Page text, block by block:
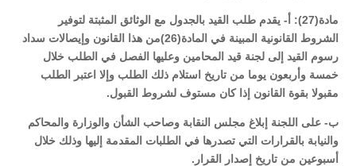
مادة(27): أ- يقدم طلب القيد بالجدول مع الوثائق المثبتة لتوفير
الشروط القانونية المبينة في المادة(26)من هذا القانون وإيصالات سداد
رسوم القيد إلى لجنة قيد المحامين وعليها الفصل في الطلب خلال
خمسة وأربعون يوما من تاريخ استلام ذلك الطلب وإلا اعتبر الطلب
مقبولا بقوة القانون إذا كان مستوف لشروط القبول.
ب- على اللجنة إبلاغ مجلس النقابة وصاحب الشأن والوزارة والمحاكم
والنيابة بالقرارات التي تصدرها في الطلبات المقدمة إليها وذلك خلال
أسبوعين من تاريخ إصدار القرار.